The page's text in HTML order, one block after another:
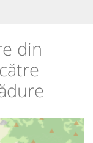
din